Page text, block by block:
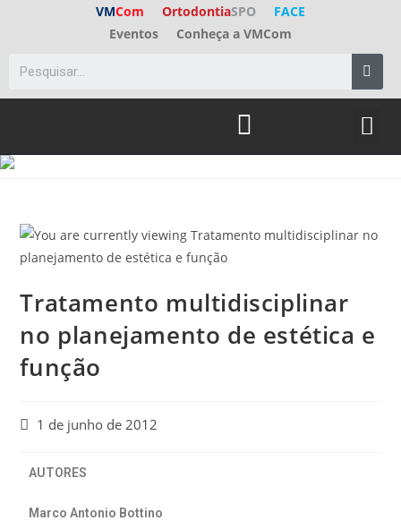
VMCom OrtodontiaSPO
FACE
Eventos
Conheça a VMCom
Tratamento multidisciplinar
no planejamento de estética e
função
1 de junho de 2012
AUTORES
Marco Antonio Bottino